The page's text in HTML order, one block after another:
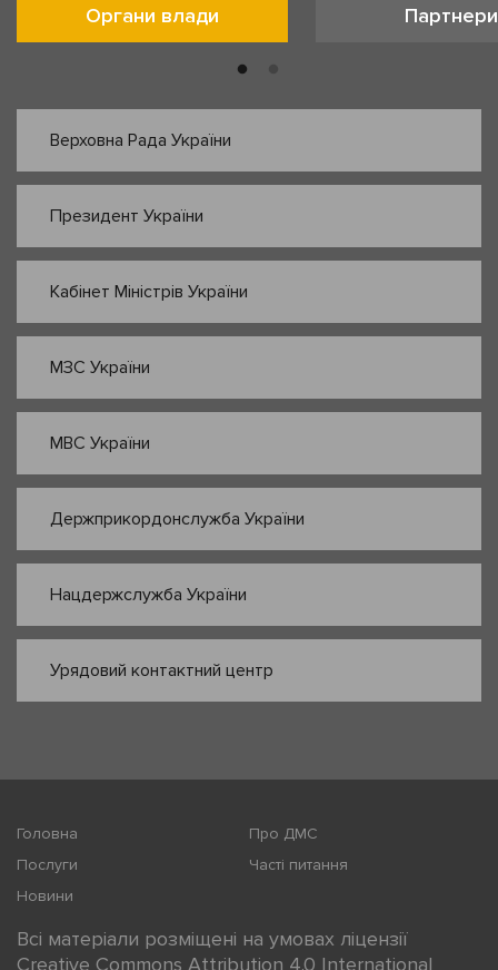
Органи влади Партнери
Верховна Рада України
Президент України
Кабінет Міністрів України
МЗС України
МВС України
Держприкордонслужба України
Нацдержслужба України
Урядовий контактний центр
Головна
Про ДМС
Послуги
Часті питання
Новини
Всі матеріали розміщені на умовах ліцензії
Creative Commons Attribution 4.0 International